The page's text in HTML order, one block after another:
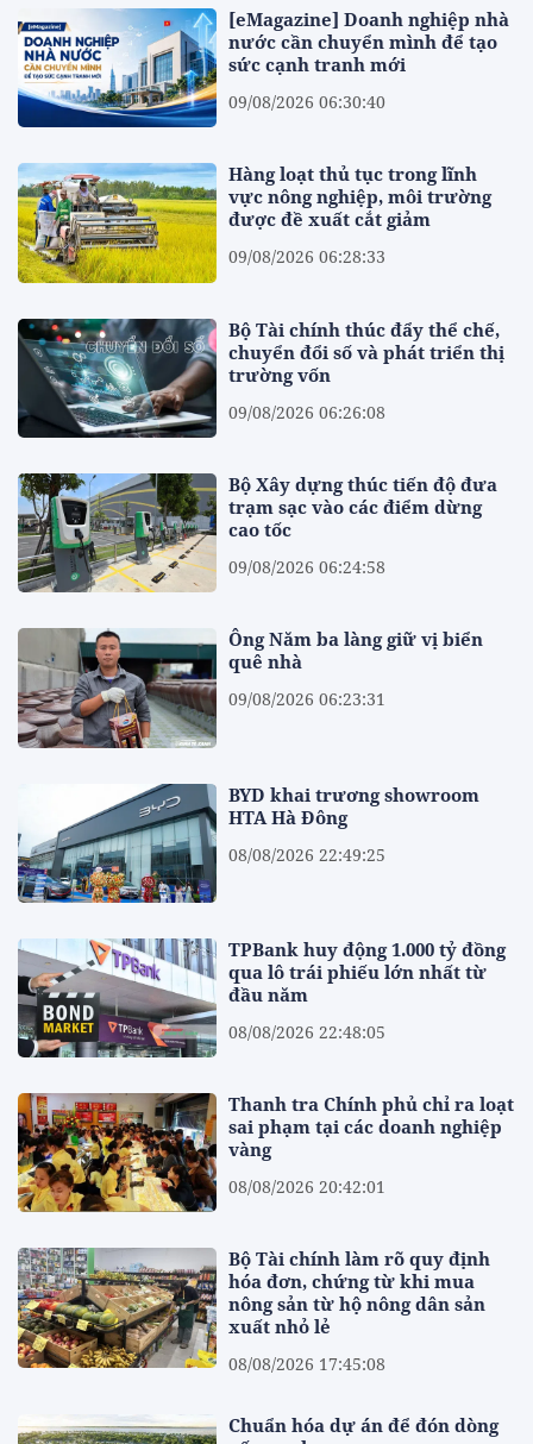
[eMagazine] Doanh nghiệp nhà
nước cần chuyển mình để tạo
sức cạnh tranh mới
09/08/2026 06:30:40
Hàng loạt thủ tục trong lĩnh
vực nông nghiệp, môi trường
được đề xuất cắt giảm
09/08/2026 06:28:33
Bộ Tài chính thúc đẩy thể chế,
chuyển đổi số và phát triển thị
trường vốn
09/08/2026 06:26:08
Bộ Xây dựng thúc tiến độ đưa
trạm sạc vào các điểm dừng
cao tốc
09/08/2026 06:24:58
Ông Năm ba làng giữ vị biển
quê nhà
09/08/2026 06:23:31
BYD khai trương showroom
HTA Hà Đông
08/08/2026 22:49:25
TPBank huy động 1.000 tỷ đồng
qua lô trái phiếu lớn nhất từ
đầu năm
08/08/2026 22:48:05
Thanh tra Chính phủ chỉ ra loạt
sai phạm tại các doanh nghiệp
vàng
08/08/2026 20:42:01
Bộ Tài chính làm rõ quy định
hóa đơn, chứng từ khi mua
nông sản từ hộ nông dân sản
xuất nhỏ lẻ
08/08/2026 17:45:08
Chuẩn hóa dự án để đón dòng